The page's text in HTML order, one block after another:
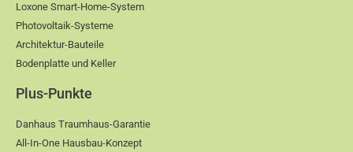
Loxone Smart-Home-System
Photovoltaik-Systeme
Architektur-Bauteile
Bodenplatte und Keller
Plus-Punkte
Danhaus Traumhaus-Garantie
All-In-One Hausbau-Konzept